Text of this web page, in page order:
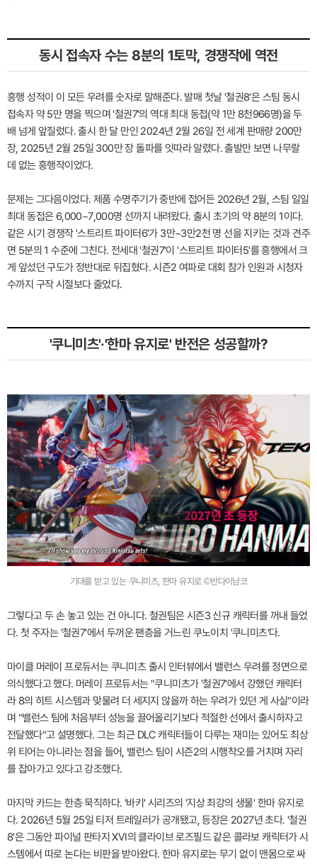
동시 접속자 수는 8분의 1토막, 경쟁작에 역전
흥행 성적이 이 모든 우려를 숫자로 말해준다. 발매 첫날 '철권8'은 스팀 동시
접속자 약 5만 명을 찍으며 '철권7'의 역대 최대 동접(약 1만 8천966명)을 두
배 넘게 앞질렀다. 출시 한 달 만인 2024년 2월 26일 전 세계 판매량 200만
장, 2025년 2월 25일 300만 장 돌파를 잇따라 알렸다. 출발만 보면 나무랄
데 없는 흥행작이었다.
문제는 그다음이었다. 제품 수명주기가 중반에 접어든 2026년 2월, 스팀 일일
최대 동접은 6,000~7,000명 선까지 내려왔다. 출시 초기의 약 8분의 1이다.
같은 시기 경쟁작 '스트리트 파이터6'가 3만~3만2천 명 선을 지키는 것과 견주
면 5분의 1 수준에 그친다. 전세대 '철권7'이 '스트리트 파이터5'를 흥행에서 크
게 앞섰던 구도가 정반대로 뒤집혔다. 시즌2 여파로 대회 참가 인원과 시청자
수까지 구작 시절보다 줄었다.
'쿠니미츠'·'한마 유지로' 반전은 성공할까?
기대를 받고 있는 쿠니미츠, 한마 유지로 ©반다이남코
그렇다고 두 손 놓고 있는 건 아니다. 철권팀은 시즌3 신규 캐릭터를 꺼내 들었
다. 첫 주자는 '철권7'에서 두꺼운 팬층을 거느린 쿠노이치 '쿠니미츠'다.
마이클 머레이 프로듀서는 쿠니미츠 출시 인터뷰에서 밸런스 우려를 정면으로
의식했다고 했다. 머레이 프로듀서는 "쿠니미츠가 '철권7'에서 강했던 캐릭터
라 8의 히트 시스템과 맞물려 더 세지지 않을까 하는 우려가 있던 게 사실"이라
며 "밸런스 팀에 처음부터 성능을 끌어올리기보다 적절한 선에서 출시하자고
전달했다"고 설명했다. 그는 최근 DLC 캐릭터들이 다루는 재미는 있어도 최상
위 티어는 아니라는 점을 들어, 밸런스 팀이 시즌2의 시행착오를 거치며 자리
를 잡아가고 있다고 강조했다.
마지막 카드는 한층 묵직하다. '바키' 시리즈의 '지상 최강의 생물' 한마 유지로
다. 2026년 5월 25일 티저 트레일러가 공개됐고, 등장은 2027년 초다. '철권
8'은 그동안 파이널 판타지 XVI의 클라이브 로즈필드 같은 콜라보 캐릭터가 시
스템에서 따로 논다는 비판을 받아왔다. 한마 유지로는 무기 없이 맨몸으로 싸